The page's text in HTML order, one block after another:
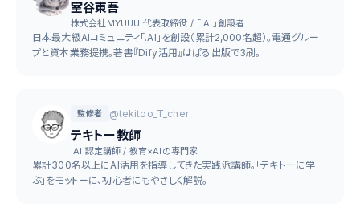
室谷東吾
株式会社MYUUU 代表取締役 / 「.AI」創設者
日本最大級AIコミュニティ「.AI」を創設（累計2,000名超）。電通グルー
プと資本業務提携。著書『Dify活用』はぱる出版で3刷。
監修者 @tekitoo_T_cher
テキトー教師
.AI 認定講師 / 教育×AIの専門家
累計300名以上にAI活用を指導してきた実践派講師。「テキトーに学
ぶ」をモットーに、初心者にもやさしく解説。